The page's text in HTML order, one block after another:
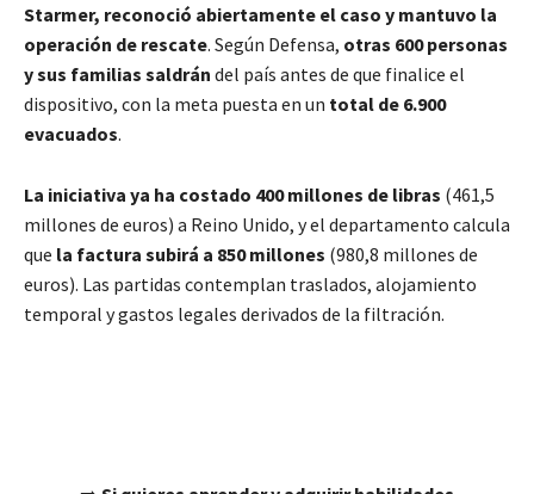
Starmer, reconoció abiertamente el caso y mantuvo la
operación de rescate. Según Defensa, otras 600 personas
y sus familias saldrán del país antes de que finalice el
dispositivo, con la meta puesta en un total de 6.900
evacuados.
La iniciativa ya ha costado 400 millones de libras (461,5
millones de euros) a Reino Unido, y el departamento calcula
que la factura subirá a 850 millones (980,8 millones de
euros). Las partidas contemplan traslados, alojamiento
temporal y gastos legales derivados de la filtración.